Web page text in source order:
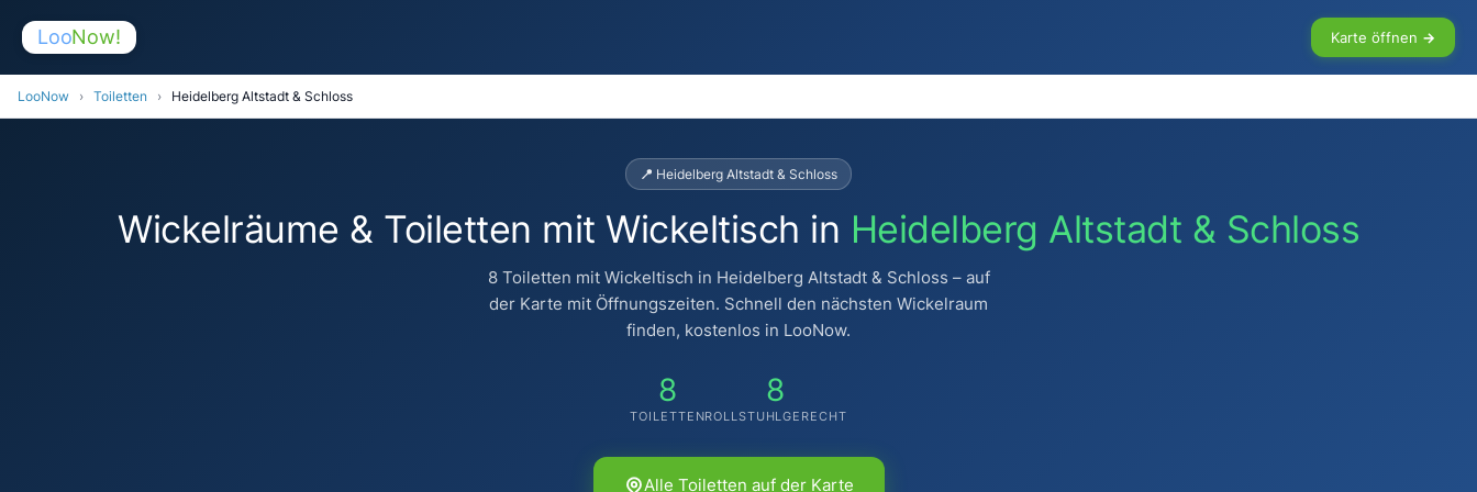
LooNow! Karte öffnen →
LooNow › Toiletten › Heidelberg Altstadt & Schloss
📍 Heidelberg Altstadt & Schloss
Wickelräume & Toiletten mit Wickeltisch in Heidelberg Altstadt & Schloss
8 Toiletten mit Wickeltisch in Heidelberg Altstadt & Schloss – auf
der Karte mit Öffnungszeiten. Schnell den nächsten Wickelraum
finden, kostenlos in LooNow.
8
TOILETTEN
8
ROLLSTUHLGERECHT
Alle Toiletten auf der Karte